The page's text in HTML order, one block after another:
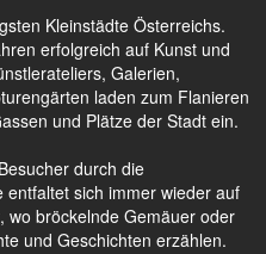
Kleinstädte Österreichs.
erfolgreich auf Kunst und
Galerien,
laden zum Flanieren
und Plätze der Stadt ein.
durch die
sich immer wieder auf
wo bröckelnde Gemäuer oder
und Geschichten erzählen.